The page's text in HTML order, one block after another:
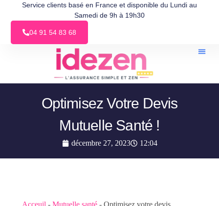
Service clients basé en France et disponible du Lundi au
Samedi de 9h à 19h30
04 91 54 83 68
Optimisez Votre Devis
Mutuelle Santé !
décembre 27, 2023 12:04
Acceuil - Mutuelle santé- Optimisez votre devis